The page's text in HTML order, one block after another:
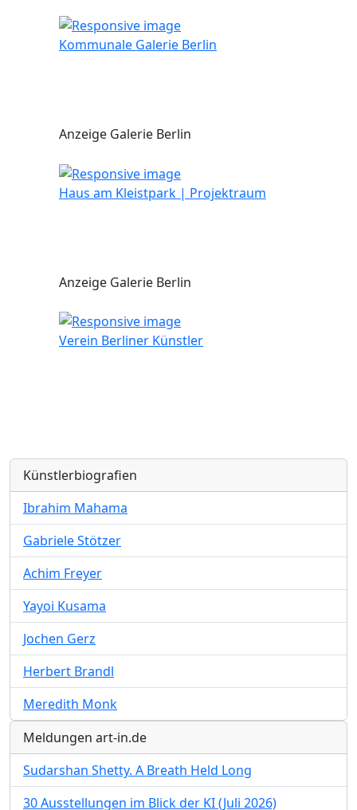
Kommunale Galerie Berlin
Anzeige Galerie Berlin
Haus am Kleistpark | Projektraum
Anzeige Galerie Berlin
Verein Berliner Künstler
Künstlerbiografien
Ibrahim Mahama
Gabriele Stötzer
Achim Freyer
Yayoi Kusama
Jochen Gerz
Herbert Brandl
Meredith Monk
Meldungen art-in.de
Sudarshan Shetty. A Breath Held Long
30 Ausstellungen im Blick der KI (Juli 2026)